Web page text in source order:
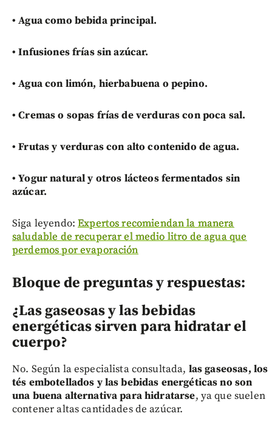
•Agua como bebida principal.
•Infusiones frías sin azúcar.
•Agua con limón, hierbabuena o pepino.
•Cremas o sopas frías de verduras con poca sal.
•Frutas y verduras con alto contenido de agua.
•Yogur natural y otros lácteos fermentados sin
azúcar.
Siga leyendo:Expertos recomiendan la manera
saludable de recuperar el medio litro de agua que
perdemos por evaporación
Bloque de preguntas y respuestas:
¿Las gaseosas y las bebidas
energéticas sirven para hidratar el
cuerpo?
No. Según la especialista consultada, las gaseosas, los
tés embotellados y las bebidas energéticas no son
una buena alternativa para hidratarse, ya que suelen
contener altas cantidades de azúcar.